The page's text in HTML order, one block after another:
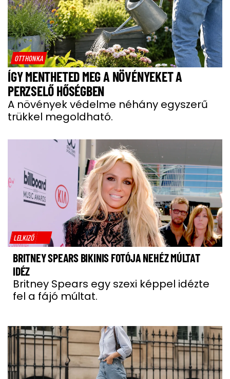
OTTHONKA
ÍGY MENTHETED MEG A NÖVÉNYEKET A
PERZSELŐ HŐSÉGBEN
A növények védelme néhány egyszerű
trükkel megoldható.
LELKIZŐ
BRITNEY SPEARS BIKINIS FOTÓJA NEHÉZ MÚLTAT
IDÉZ
Britney Spears egy szexi képpel idézte
fel a fájó múltat.